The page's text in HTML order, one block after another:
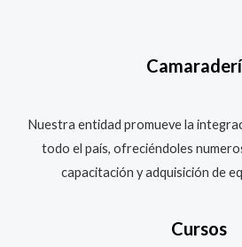
Nuestra entidad promueve la
todo el país, ofreciéndoles
capacitación y adquisición de
Cursos